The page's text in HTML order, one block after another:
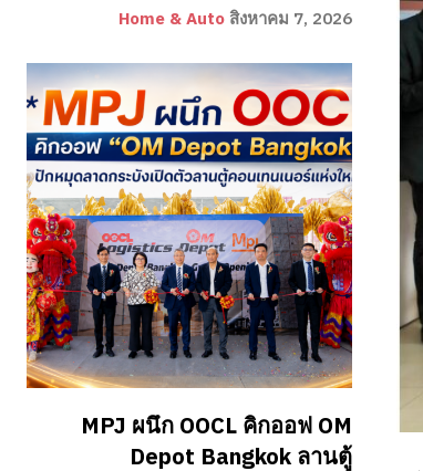
Home & Auto สิงหาคม 7, 2026
MPJ ผนึก OOCL คิกออฟ OM
Depot Bangkok ลานตู้